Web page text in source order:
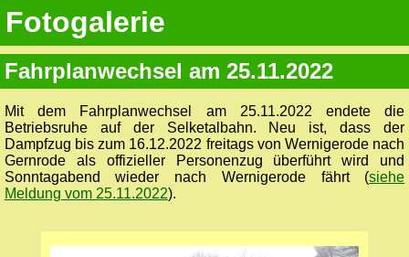
Fotogalerie
Fahrplanwechsel am 25.11.2022
Mit dem Fahrplanwechsel am 25.11.2022 endete die
Betriebsruhe auf der Selketalbahn. Neu ist, dass der
Dampfzug bis zum 16.12.2022 freitags von Wernigerode nach
Gernrode als offizieller Personenzug überführt wird und
Sonntagabend wieder nach Wernigerode fährt (siehe
Meldung vom 25.11.2022).